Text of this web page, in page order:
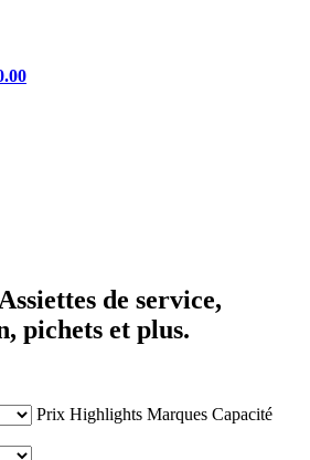
de service,
pichets et plus.
Prix Highlights Marques Capacité